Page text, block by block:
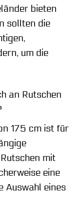
bieten
sollten die
um die
an Rutschen
175 cm ist für
mit
eine
Auswahl eines